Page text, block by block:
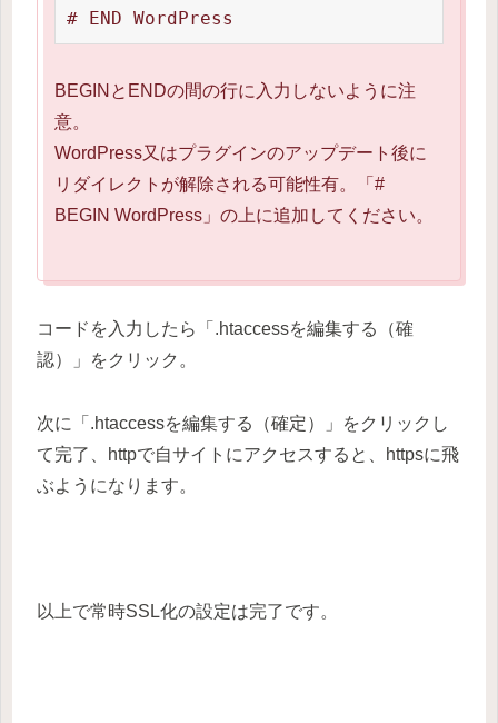
# END WordPress
BEGINとENDの間の行に入力しないように注
意。
WordPress又はプラグインのアップデート後に
リダイレクトが解除される可能性有。「#
BEGIN WordPress」の上に追加してください。
コードを入力したら「.htaccessを編集する（確
認）」をクリック。
次に「.htaccessを編集する（確定）」をクリックし
て完了、httpで自サイトにアクセスすると、httpsに飛
ぶようになります。
以上で常時SSL化の設定は完了です。